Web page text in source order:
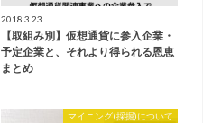
2018.3.23
【取組み別】仮想通貨に参入企業・
予定企業と、それより得られる恩恵
まとめ
マイニング(採掘)について